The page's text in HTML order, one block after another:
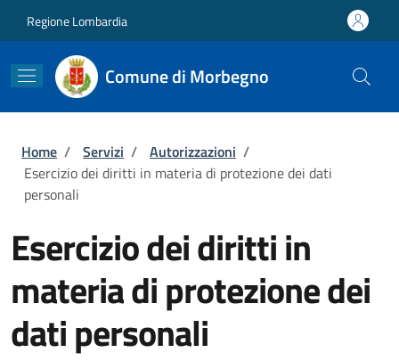
Regione Lombardia
Comune di Morbegno
Briciole di pane
Home / Servizi / Autorizzazioni /
Esercizio dei diritti in materia di protezione dei dati
personali
Esercizio dei diritti in
materia di protezione dei
dati personali